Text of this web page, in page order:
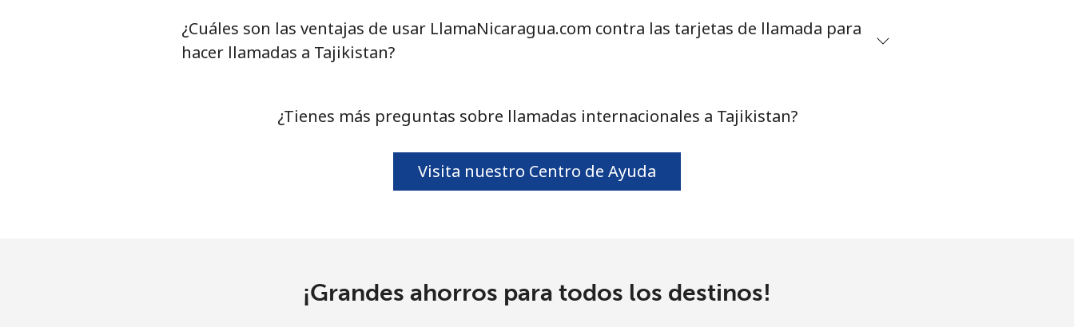
Línea fija ⁦80.9p⁩ 12 min por ⁦£10⁩ -
256 min por ⁦£10⁩
⁦24.5p⁩ 40 min por ⁦£10⁩
¿Cuáles son las ventajas de usar LlamaNicaragua.com contra las tarjetas de llamada para
hacer llamadas a Tajikistan?
¿Tienes más preguntas sobre llamadas internacionales a Tajikistan?
Visita nuestro Centro de Ayuda
¡Grandes ahorros para todos los destinos!